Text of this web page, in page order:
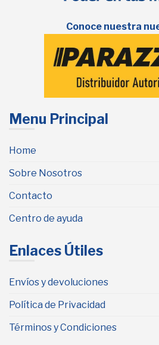
Conoce nuestra
Menu Principal
Home
Sobre Nosotros
Contacto
Centro de ayuda
Enlaces Útiles
Envíos y devoluciones
Política de Privacidad
Términos y Condiciones